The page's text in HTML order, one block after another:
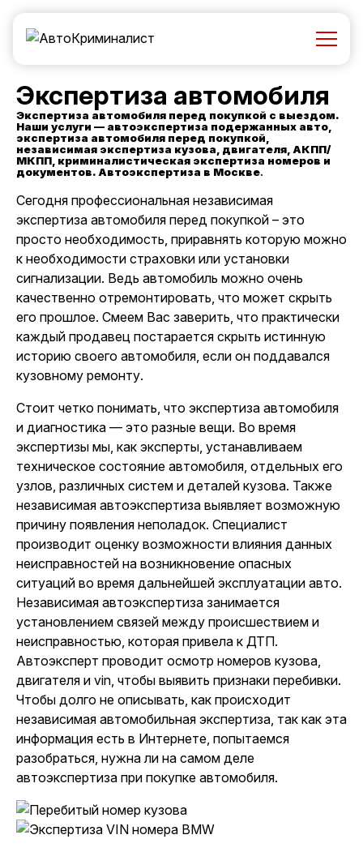
Экспертиза автомобиля
Экспертиза автомобиля перед покупкой с выездом.
Наши услуги — автоэкспертиза подержанных авто,
экспертиза автомобиля перед покупкой,
независимая экспертиза кузова, двигателя, АКПП/
МКПП, криминалистическая экспертиза номеров и
документов. Автоэкспертиза в Москве.
Сегодня профессиональная независимая
экспертиза автомобиля перед покупкой – это
просто необходимость, приравнять которую можно
к необходимости страховки или установки
сигнализации. Ведь автомобиль можно очень
качественно отремонтировать, что может скрыть
его прошлое. Смеем Вас заверить, что практически
каждый продавец постарается скрыть истинную
историю своего автомобиля, если он поддавался
кузовному ремонту.
Стоит четко понимать, что экспертиза автомобиля
и диагностика — это разные вещи. Во время
экспертизы мы, как эксперты, устанавливаем
техническое состояние автомобиля, отдельных его
узлов, различных систем и деталей кузова. Также
независимая автоэкспертиза выявляет возможную
причину появления неполадок. Специалист
производит оценку возможности влияния данных
неисправностей на возникновение опасных
ситуаций во время дальнейшей эксплуатации авто.
Независимая автоэкспертиза занимается
установлением связей между происшествием и
неисправностью, которая привела к ДТП.
Автоэксперт проводит осмотр номеров кузова,
двигателя и vin, чтобы выявить признаки перебивки.
Чтобы долго не описывать, как происходит
независимая автомобильная экспертиза, так как эта
информация есть в Интернете, попытаемся
разобраться, нужна ли на самом деле
автоэкспертиза при покупке автомобиля.